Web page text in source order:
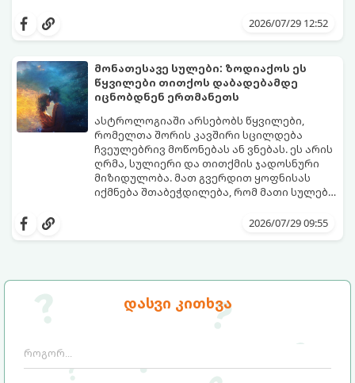
დასვი კითხვა
იშლება მნიშვნელოვანი გარიგებები,
ახლობლებად ვთვლიდით, უეცრად მიდიან.
ასეთ მომენტებში ადვილია
სასოწარკვეთილებაში ჩავარდნა. თუმცა
ეზოთერიკასა და ფსიქოლოგიაში ეს
ფენომენი ხშირად სხვანაირად
განიხილება: როგორც სამყაროს (ან ჩვენი
არაცნობიერის) ფარული დამცავი
მექანიზმების მუშაობა, რომელთაც
რეალური, მაგრამ ჯერ კიდევ უხილავი
საფრთხისგან შორს მივყავართ.
აი, 5 აშკარა ნიშანი იმისა, რომ
მომხდარი მარცხი სასჯელი კი არა,
თქვენი დაცვისკენ მიმართული
სამყაროს მცდელობაა:
2026/07/29 12:52
მონათესავე სულები: ზოდიაქოს ეს
წყვილები თითქოს დაბადებამდე
იცნობდნენ ერთმანეთს
ასტროლოგიაში არსებობს წყვილები,
რომელთა შორის კავშირი სცილდება
ჩვეულებრივ მოწონებას ან ვნებას. ეს არის
ღრმა, სულიერი და თითქმის ჯადოსნური
მიზიდულობა. მათ გვერდით ყოფნისას
იქმნება შთაბეჭდილება, რომ მათი სულები
იდეალურ წყვილებს, რომლებიც
2026/07/29 09:55